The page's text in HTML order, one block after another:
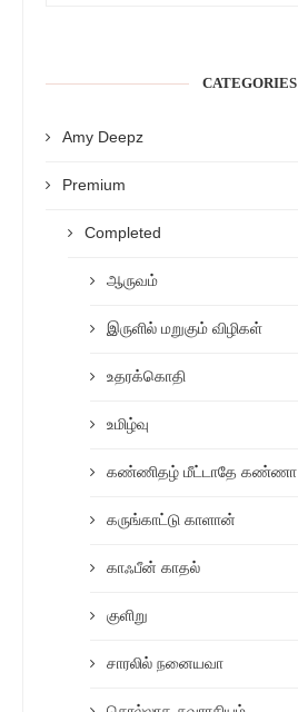
CATEGORIES
Amy Deepz
Premium
Completed
ஆருவம்
இருளில் மறுகும் விழிகள்
உதரக்கொதி
உமிழ்வு
கண்ணிதழ் மீட்டாதே கண்ணா
கருங்காட்டு காளான்
காஃபீன் காதல்
குளிறு
சாரலில் நனையவா